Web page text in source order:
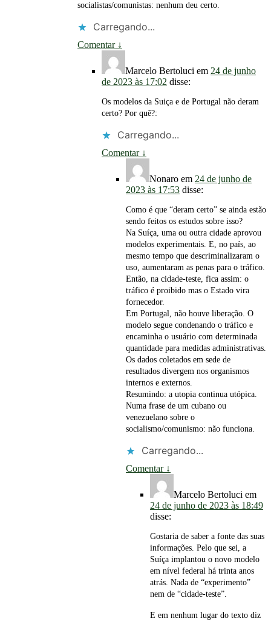
socialistas/comunistas: nenhum deu certo.
Carregando...
Comentar ↓
Marcelo Bertoluci em 24 de junho
de 2023 às 17:02 disse:
Os modelos da Suiça e de Portugal não deram
certo? Por quê?:
Carregando...
Comentar ↓
Nonaro em 24 de junho de
2023 às 17:53 disse:
Como é que “deram certo” se ainda estão
sendo feitos os estudos sobre isso?
Na Suíça, uma ou outra cidade aprovou
modelos experimentais. E, no país, ao
mesmo tempo que descriminalizaram o
uso, aumentaram as penas para o tráfico.
Então, na cidade-teste, fica assim: o
tráfico é proibido mas o Estado vira
fornecedor.
Em Portugal, não houve liberação. O
modelo segue condenando o tráfico e
encaminha o usuário com determinada
quantidade para medidas administrativas.
Os dados coletados em sede de
resultados divergem nos organismos
internos e externos.
Resumindo: a utopia continua utópica.
Numa frase de um cubano ou
venezuelano sobre o
socialismo/comunismo: não funciona.
Carregando...
Comentar ↓
Marcelo Bertoluci em
24 de junho de 2023 às 18:49
disse:
Gostaria de saber a fonte das suas
informações. Pelo que sei, a
Suíça implantou o novo modelo
em nível federal há trinta anos
atrás. Nada de “experimento”
nem de “cidade-teste”.
E em nenhum lugar do texto diz